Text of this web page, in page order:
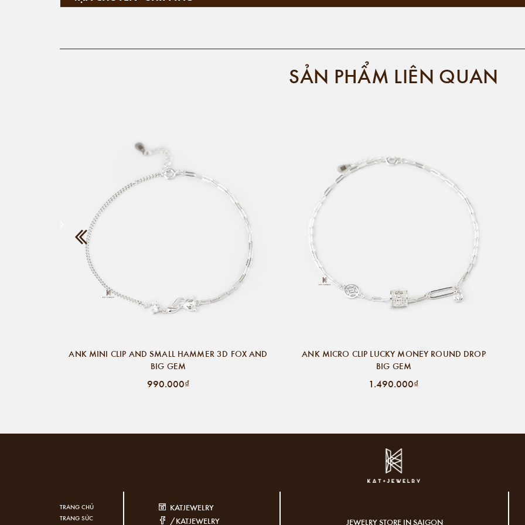
SẢN PHẨM LIÊN QUAN
ANK MINI CLIP AND SMALL HAMMER 3D FOX AND
BIG GEM
990.000₫
ANK MICRO CLIP LUCKY MONEY ROUND DROP
BIG GEM
1.490.000₫
TRANG CHỦ
TRANG SỨC
KATJEWELRY
/KATJEWELRY
JEWELRY STORE IN SAIGON